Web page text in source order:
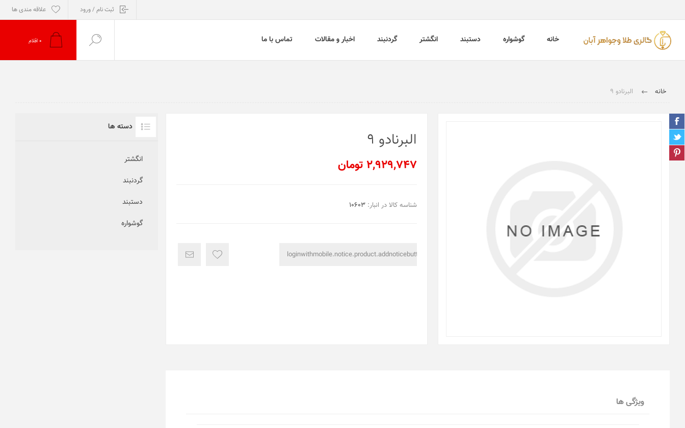
ثبت نام / ورود علاقه مندی ها
خانه گوشواره دستبند انگشتر گردنبند اخبار و مقالات تماس با ما 0 اقلام
خانه البرنادو 9
البرنادو 9
2,929,747 تومان
شناسه کالا در انبار: 10603
ویژگی ها
دسته ها
انگشتر
گردنبند
دستبند
گوشواره